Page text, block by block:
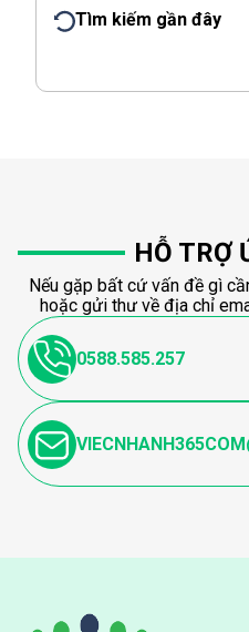
Tìm kiếm gần đây
HỖ TRỢ
Nếu gặp bất cứ vấn đề gì
hoặc gửi thư về địa chỉ
0588.585.257